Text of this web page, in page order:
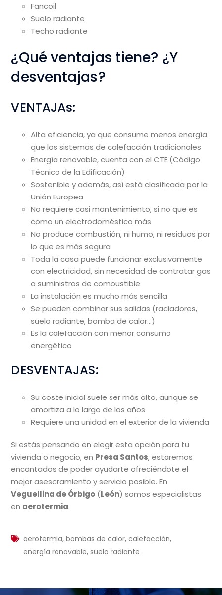
Fancoil
Suelo radiante
Techo radiante
¿Qué ventajas tiene? ¿Y
desventajas?
VENTAJAs:
Alta eficiencia, ya que consume menos energía
que los sistemas de calefacción tradicionales
Energía renovable, cuenta con el CTE (Código
Técnico de la Edificación)
Sostenible y además, así está clasificada por la
Unión Europea
No requiere casi mantenimiento, si no que es
como un electrodoméstico más
No produce combustión, ni humo, ni residuos por
lo que es más segura
Toda la casa puede funcionar exclusivamente
con electricidad, sin necesidad de contratar gas
o suministros de combustible
La instalación es mucho más sencilla
Se pueden combinar sus salidas (radiadores,
suelo radiante, bomba de calor…)
Es la calefacción con menor consumo
energético
DESVENTAJAS:
Su coste inicial suele ser más alto, aunque se
amortiza a lo largo de los años
Requiere una unidad en el exterior de la vivienda
Si estás pensando en elegir esta opción para tu
vivienda o negocio, en Presa Santos, estaremos
encantados de poder ayudarte ofreciéndote el
mejor asesoramiento y servicio posible. En
Veguellina de Órbigo (León) somos especialistas
en aerotermia.
aerotermia,bombas de calor,calefacción,
energía renovable,suelo radiante